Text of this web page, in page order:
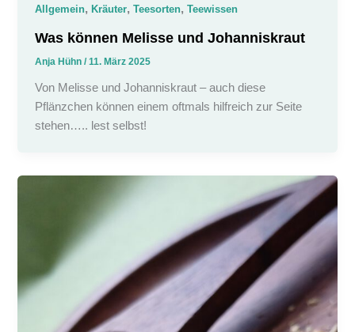
Allgemein,Kräuter,Teesorten,Teewissen
Was können Melisse und Johanniskraut
Anja Hühn/11. März 2025
Von Melisse und Johanniskraut – auch diese
Pflänzchen können einem oftmals hilfreich zur Seite
stehen….. lest selbst!